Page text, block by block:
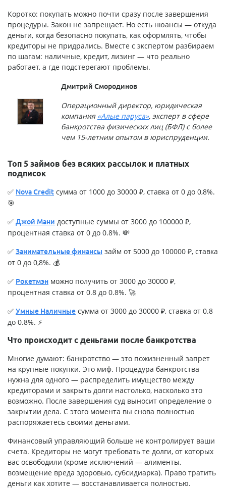
Коротко: покупать можно почти сразу после завершения
процедуры. Закон не запрещает. Но есть нюансы — откуда
деньги, когда безопасно покупать, как оформлять, чтобы
кредиторы не придрались. Вместе с экспертом разбираем
по шагам: наличные, кредит, лизинг — что реально
работает, а где подстерегают проблемы.
Дмитрий Смородинов
Операционный директор, юридическая
компания «Алые паруса», эксперт в сфере
банкротства физических лиц (БФЛ) с более
чем 15-летним опытом в юриспруденции.
Топ 5 займов без всяких рассылок и платных
подписок
✅ Nova Credit сумма от 1000 до 30000 ₽, ставка от 0 до 0,8%.
🎯
✅ Джой Мани доступные суммы от 3000 до 100000 ₽,
процентная ставка от 0 до 0.8%. 💸
✅ Занимательные финансы займ от 5000 до 100000 ₽, ставка
от 0 до 0,8%. 💰
✅ Рокетмэн можно получить от 3000 до 30000 ₽,
процентная ставка от 0.8 до 0.8%. 🚀
✅ Умные Наличные сумма от 3000 до 30000 ₽, ставка от 0.8
до 0.8%. ⚡
Что происходит с деньгами после банкротства
Многие думают: банкротство — это пожизненный запрет
на крупные покупки. Это миф. Процедура банкротства
нужна для одного — распределить имущество между
кредиторами и закрыть долги настолько, насколько это
возможно. После завершения суд выносит определение о
закрытии дела. С этого момента вы снова полностью
распоряжаетесь своими деньгами.
Финансовый управляющий больше не контролирует ваши
счета. Кредиторы не могут требовать те долги, от которых
вас освободили (кроме исключений — алименты,
возмещение вреда здоровью, субсидиарка). Право тратить
деньги как хотите — восстанавливается полностью.